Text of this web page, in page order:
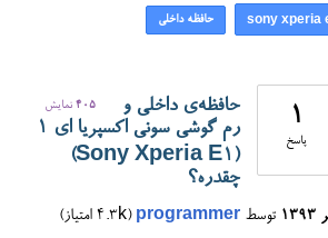
sony xperia حافظه داخلی
1
پاسخ
405 نمایش
حافظه‌ی داخلی و
رم گوشی سونی اکسپریا ای ۱
(Sony Xperia E1)
چقدره؟
توسط programmer
(
4.3k امتیاز)